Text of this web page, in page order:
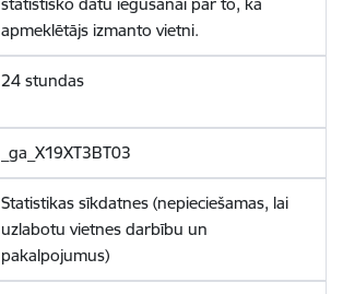
apmeklētājs izmanto vietni.
24 stundas
_ga_X19XT3BT03
Statistikas sīkdatnes (nepieciešamas, lai
uzlabotu vietnes darbību un
pakalpojumus)